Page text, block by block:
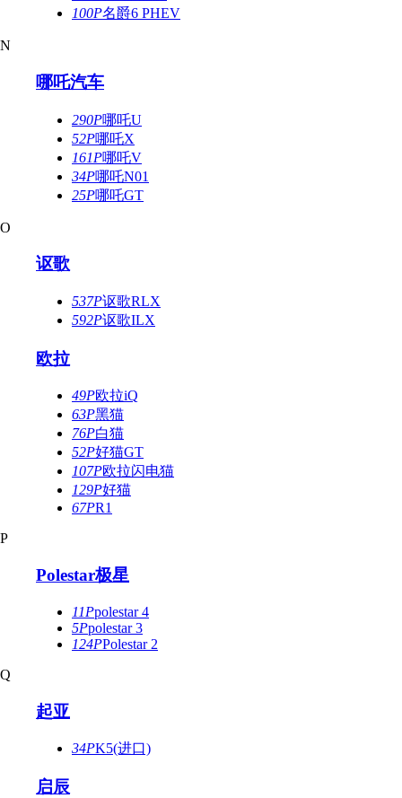
100P名爵6 PHEV
N
哪吒汽车
290P哪吒U
52P哪吒X
161P哪吒V
34P哪吒N01
25P哪吒GT
O
讴歌
537P讴歌RLX
592P讴歌ILX
欧拉
49P欧拉iQ
63P黑猫
76P白猫
52P好猫GT
107P欧拉闪电猫
129P好猫
67PR1
P
Polestar极星
11Ppolestar 4
5Ppolestar 3
124PPolestar 2
Q
起亚
34PK5(进口)
启辰